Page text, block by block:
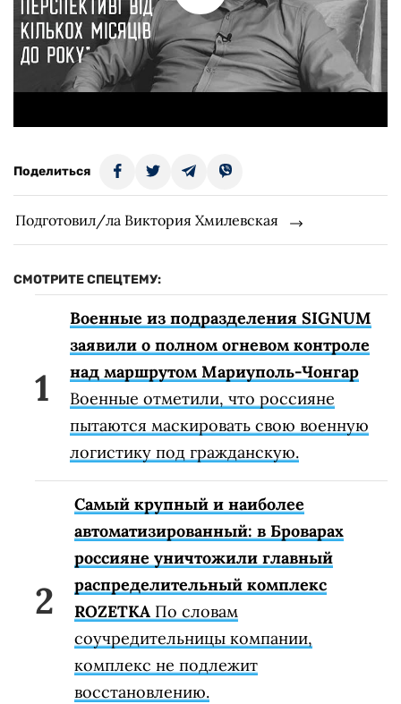
Поделиться
Подготовил/ла Виктория Хмилевская
СМОТРИТЕ СПЕЦТЕМУ:
Военные из подразделения SIGNUM
заявили о полном огневом контроле
над маршрутом Мариуполь-Чонгар
Военные отметили, что россияне
пытаются маскировать свою военную
логистику под гражданскую.
Самый крупный и наиболее
автоматизированный: в Броварах
россияне уничтожили главный
распределительный комплекс
ROZETKA По словам
соучредительницы компании,
комплекс не подлежит
восстановлению.